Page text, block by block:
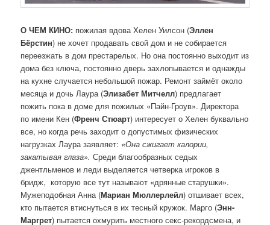
О ЧЕМ КИНО: пожилая вдова Хелен Уилсон (Эллен
Бёрстин) не хочет продавать свой дом и не собирается
переезжать в дом престарелых. Но она постоянно выходит из
дома без ключа, постоянно дверь захлопывается и однажды
на кухне случается небольшой пожар. Ремонт займёт около
месяца и дочь Лаура (Элизабет Митчелл) предлагает
пожить пока в доме для пожилых «Пайн-Гроув». Директора
по имени Кен (Френч Стюарт) интересует о Хелен буквально
все, но когда речь заходит о допустимых физических
нагрузках Лаура заявляет: «Она сжигает калории,
закатывая глаза».Среди благообразных седых
джентльменов и леди выделяется четверка игроков в
бридж, которую все тут называют «дрянные старушки».
Мужеподобная Анна (Мариан Мюллерлейл) отшивает всех,
кто пытается втиснуться в их тесный кружок. Марго (Энн-
Маргрет) пытается охмурить местного секс-рекордсмена, и